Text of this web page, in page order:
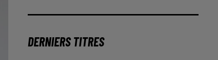
DERNIERS TITRES